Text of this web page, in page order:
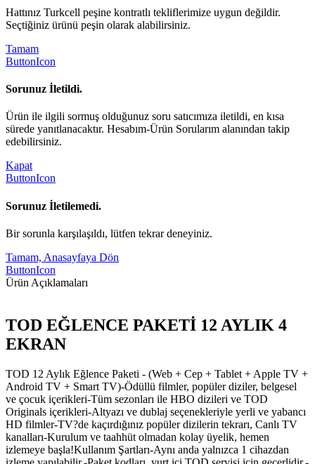
Hattınız Turkcell peşine kontratlı tekliflerimize uygun değildir.
Seçtiğiniz ürünü peşin olarak alabilirsiniz.
Tamam
ButtonIcon
Sorunuz İletildi.
Ürün ile ilgili sormuş olduğunuz soru satıcımıza iletildi, en kısa
sürede yanıtlanacaktır. Hesabım-Ürün Sorularım alanından takip
edebilirsiniz.
Kapat
ButtonIcon
Sorunuz İletilemedi.
Bir sorunla karşılaşıldı, lütfen tekrar deneyiniz.
Tamam, Anasayfaya Dön
ButtonIcon
Ürün Açıklamaları
TOD EĞLENCE PAKETİ 12 AYLIK 4
EKRAN
TOD 12 Aylık Eğlence Paketi - (Web + Cep + Tablet + Apple TV +
Android TV + Smart TV)-Ödüllü filmler, popüler diziler, belgesel
ve çocuk içerikleri-Tüm sezonları ile HBO dizileri ve TOD
Originals içerikleri-Altyazı ve dublaj seçenekleriyle yerli ve yabancı
HD filmler-TV?de kaçırdığınız popüler dizilerin tekrarı, Canlı TV
kanalları-Kurulum ve taahhüt olmadan kolay üyelik, hemen
izlemeye başla!Kullanım Şartları-Aynı anda yalnızca 1 cihazdan